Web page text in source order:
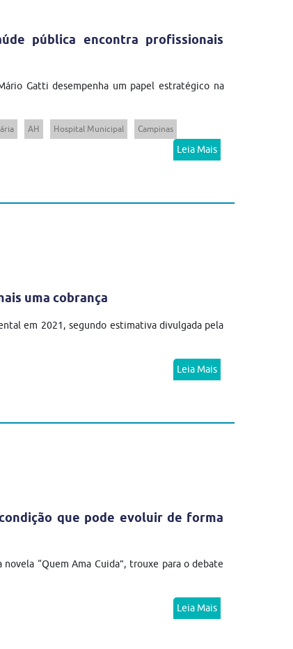
pública encontra profissionais
Gatti desempenha um papel estratégico na
AH Hospital Municipal Campinas
Leia Mais
uma cobrança
em 2021, segundo estimativa divulgada pela
Leia Mais
que pode evoluir de forma
“Quem Ama Cuida”, trouxe para o debate
Leia Mais